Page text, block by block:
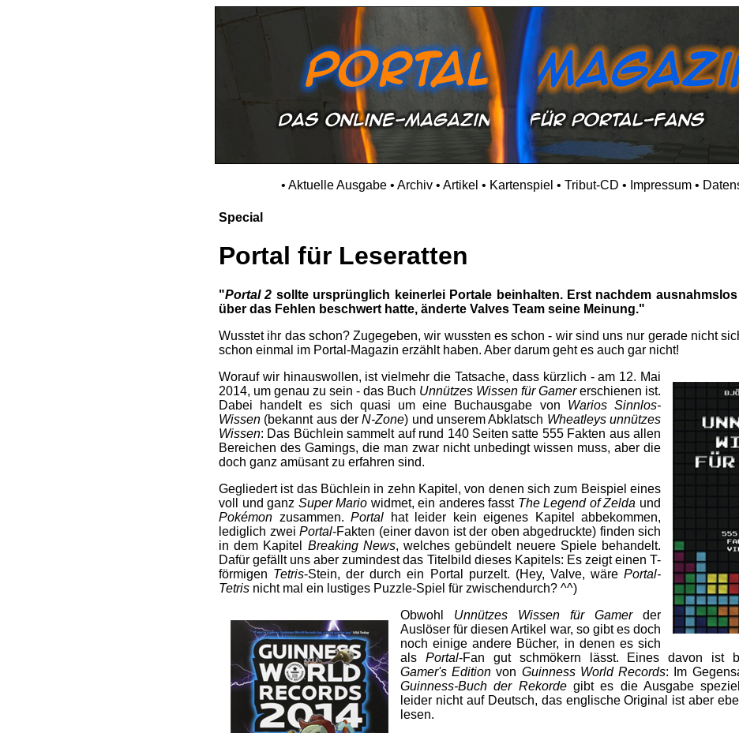
• Aktuelle Ausgabe• Archiv• Artikel • Kartenspiel • Tribut-CD • Impressum•
Special
Portal für Leseratten
"Portal 2 sollte ursprünglich keinerlei Portale beinhalten. Erst nachdem
über das Fehlen beschwert hatte, änderte Valves Team seine Meinung."
Wusstet ihr das schon? Zugegeben, wir wussten es schon - wir sind uns nur gerade nicht
schon einmal im Portal-Magazin erzählt haben. Aber darum geht es auch gar nicht!
Worauf wir hinauswollen, ist vielmehr die Tatsache, dass kürzlich - am 12. Mai
2014, um genau zu sein - das Buch Unnützes Wissen für Gamererschienen ist.
Dabei handelt es sich quasi um eine Buchausgabe von Warios Sinnlos-
Wissen (bekannt aus derN-Zone) und unserem Abklatsch Wheatleys unnützes
Wissen: Das Büchlein sammelt auf rund 140 Seiten satte 555 Fakten aus allen
Bereichen des Gamings, die man zwar nicht unbedingt wissen muss, aber die
doch ganz amüsant zu erfahren sind.
Gegliedert ist das Büchlein in zehn Kapitel, von denen sich zum Beispiel eines
voll und ganz Super Mario widmet, ein anderes fasst The Legend of Zelda und
Pokémon zusammen. Portal hat leider kein eigenes Kapitel abbekommen,
lediglich zwei Portal-Fakten (einer davon ist der oben abgedruckte) finden sich
in dem Kapitel Breaking News, welches gebündelt neuere Spiele behandelt.
Dafür gefällt uns aber zumindest das Titelbild dieses Kapitels: Es zeigt einen T-
förmigen Tetris-Stein, der durch ein Portal purzelt. (Hey, Valve, wärePortal-
Tetris nicht mal ein lustiges Puzzle-Spiel für zwischendurch? ^^)
Obwohl Unnützes Wissen für Gamerder
Auslöser für diesen Artikel war, so gibt es doch
noch einige andere Bücher, in denen es sich
als Portal-Fan gut schmökern lässt. Eines davon ist
Gamer's Edition von Guinness World Records: Im
Guinness-Buch der Rekordegibt es die Ausgabe
leider nicht auf Deutsch, das englische Original ist aber
lesen.